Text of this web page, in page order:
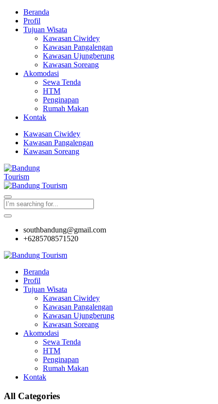
Beranda
Profil
Tujuan Wisata
Kawasan Ciwidey
Kawasan Pangalengan
Kawasan Ujungberung
Kawasan Soreang
Akomodasi
Sewa Tenda
HTM
Penginapan
Rumah Makan
Kontak
Kawasan Ciwidey
Kawasan Pangalengan
Kawasan Soreang
southbandung@gmail.com
+6285708571520
Beranda
Profil
Tujuan Wisata
Kawasan Ciwidey
Kawasan Pangalengan
Kawasan Ujungberung
Kawasan Soreang
Akomodasi
Sewa Tenda
HTM
Penginapan
Rumah Makan
Kontak
All Categories